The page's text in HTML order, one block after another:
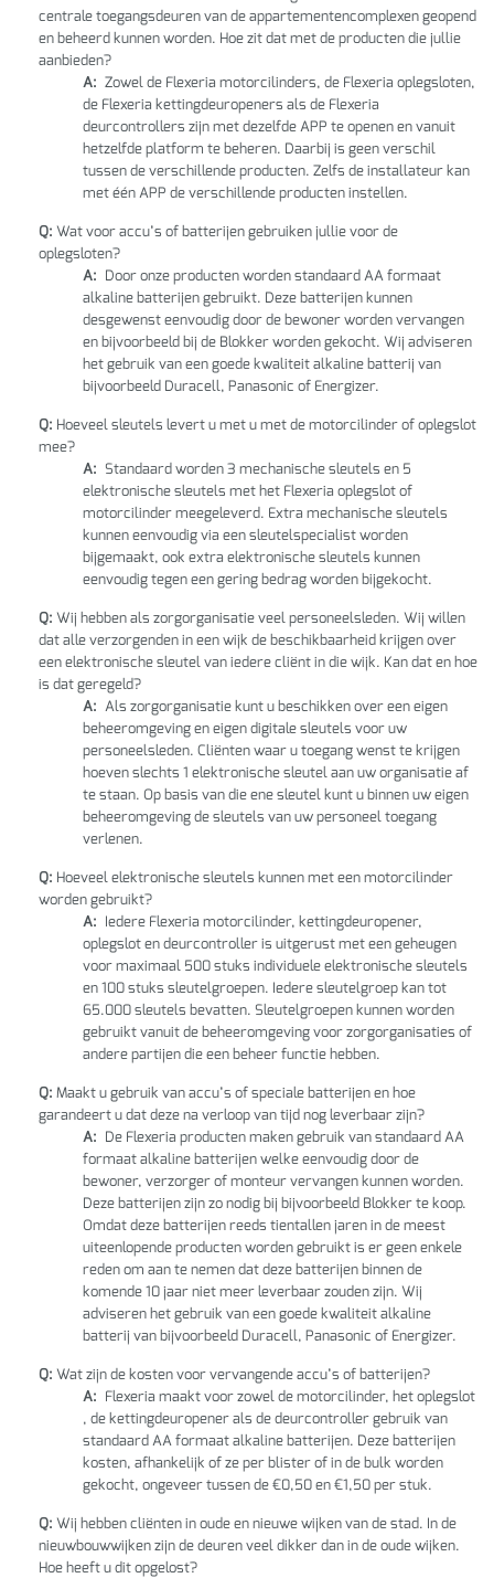
centrale toegangsdeuren van de appartementencomplexen geopend
en beheerd kunnen worden. Hoe zit dat met de producten die jullie
aanbieden?
A: Zowel de Flexeria motorcilinders, de Flexeria oplegsloten,
de Flexeria kettingdeuropeners als de Flexeria
deurcontrollers zijn met dezelfde APP te openen en vanuit
hetzelfde platform te beheren. Daarbij is geen verschil
tussen de verschillende producten. Zelfs de installateur kan
met één APP de verschillende producten instellen.
Q: Wat voor accu’s of batterijen gebruiken jullie voor de
oplegsloten?
A: Door onze producten worden standaard AA formaat
alkaline batterijen gebruikt. Deze batterijen kunnen
desgewenst eenvoudig door de bewoner worden vervangen
en bijvoorbeeld bij de Blokker worden gekocht. Wij adviseren
het gebruik van een goede kwaliteit alkaline batterij van
bijvoorbeeld Duracell, Panasonic of Energizer.
Q: Hoeveel sleutels levert u met u met de motorcilinder of oplegslot
mee?
A: Standaard worden 3 mechanische sleutels en 5
elektronische sleutels met het Flexeria oplegslot of
motorcilinder meegeleverd. Extra mechanische sleutels
kunnen eenvoudig via een sleutelspecialist worden
bijgemaakt, ook extra elektronische sleutels kunnen
eenvoudig tegen een gering bedrag worden bijgekocht.
Q: Wij hebben als zorgorganisatie veel personeelsleden. Wij willen
dat alle verzorgenden in een wijk de beschikbaarheid krijgen over
een elektronische sleutel van iedere cliënt in die wijk. Kan dat en hoe
is dat geregeld?
A: Als zorgorganisatie kunt u beschikken over een eigen
beheeromgeving en eigen digitale sleutels voor uw
personeelsleden. Cliënten waar u toegang wenst te krijgen
hoeven slechts 1 elektronische sleutel aan uw organisatie af
te staan. Op basis van die ene sleutel kunt u binnen uw eigen
beheeromgeving de sleutels van uw personeel toegang
verlenen.
Q: Hoeveel elektronische sleutels kunnen met een motorcilinder
worden gebruikt?
A: Iedere Flexeria motorcilinder, kettingdeuropener,
oplegslot en deurcontroller is uitgerust met een geheugen
voor maximaal 500 stuks individuele elektronische sleutels
en 100 stuks sleutelgroepen. Iedere sleutelgroep kan tot
65.000 sleutels bevatten. Sleutelgroepen kunnen worden
gebruikt vanuit de beheeromgeving voor zorgorganisaties of
andere partijen die een beheer functie hebben.
Q: Maakt u gebruik van accu’s of speciale batterijen en hoe
garandeert u dat deze na verloop van tijd nog leverbaar zijn?
A: De Flexeria producten maken gebruik van standaard AA
formaat alkaline batterijen welke eenvoudig door de
bewoner, verzorger of monteur vervangen kunnen worden.
Deze batterijen zijn zo nodig bij bijvoorbeeld Blokker te koop.
Omdat deze batterijen reeds tientallen jaren in de meest
uiteenlopende producten worden gebruikt is er geen enkele
reden om aan te nemen dat deze batterijen binnen de
komende 10 jaar niet meer leverbaar zouden zijn. Wij
adviseren het gebruik van een goede kwaliteit alkaline
batterij van bijvoorbeeld Duracell, Panasonic of Energizer.
Q: Wat zijn de kosten voor vervangende accu’s of batterijen?
A: Flexeria maakt voor zowel de motorcilinder, het oplegslot
, de kettingdeuropener als de deurcontroller gebruik van
standaard AA formaat alkaline batterijen. Deze batterijen
kosten, afhankelijk of ze per blister of in de bulk worden
gekocht, ongeveer tussen de €0,50 en €1,50 per stuk.
Q: Wij hebben cliënten in oude en nieuwe wijken van de stad. In de
nieuwbouwwijken zijn de deuren veel dikker dan in de oude wijken.
Hoe heeft u dit opgelost?